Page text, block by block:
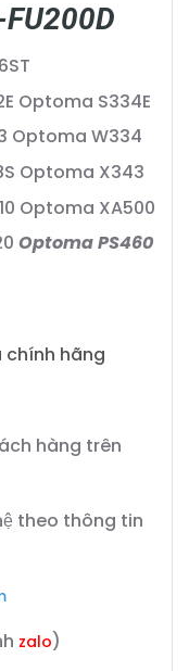
Optoma S334E
Optoma W334
Optoma X343
Optoma XA500
Optoma PS460
chính hãng
hàng trên
theo thông tin
zalo)